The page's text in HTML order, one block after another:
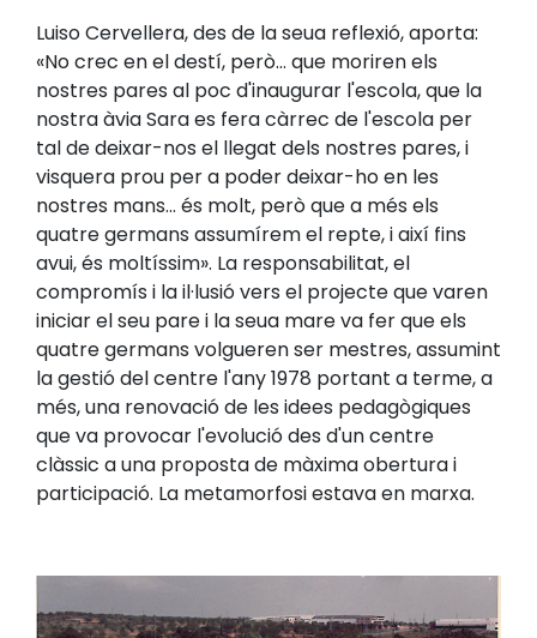
Luiso Cervellera, des de la seua reflexió, aporta:
«No crec en el destí, però... que moriren els
nostres pares al poc d'inaugurar l'escola, que la
nostra àvia Sara es fera càrrec de l'escola per
tal de deixar-nos el llegat dels nostres pares, i
visquera prou per a poder deixar-ho en les
nostres mans... és molt, però que a més els
quatre germans assumírem el repte, i així fins
avui, és moltíssim». La responsabilitat, el
compromís i la il·lusió vers el projecte que varen
iniciar el seu pare i la seua mare va fer que els
quatre germans volgueren ser mestres, assumint
la gestió del centre l'any 1978 portant a terme, a
més, una renovació de les idees pedagògiques
que va provocar l'evolució des d'un centre
clàssic a una proposta de màxima obertura i
participació. La metamorfosi estava en marxa.